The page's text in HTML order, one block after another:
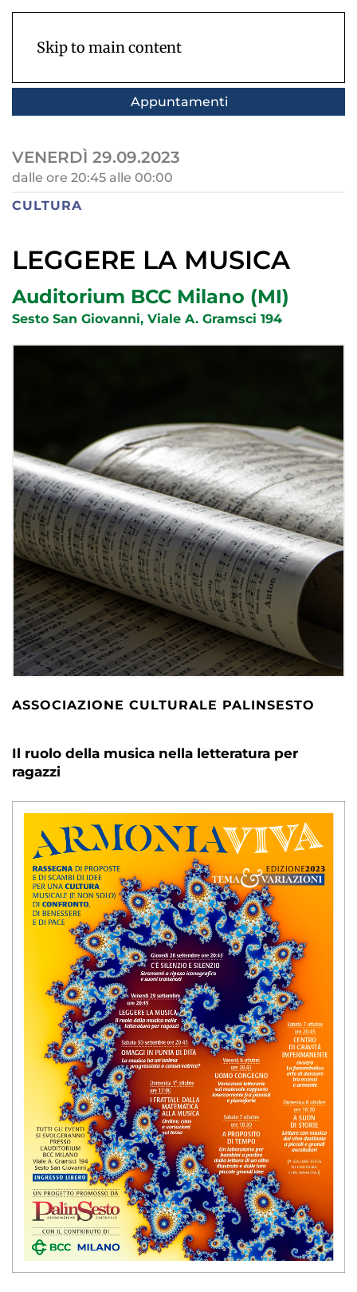
Skip to main content
Appuntamenti
VENERDÌ 29.09.2023
dalle ore 20:45 alle 00:00
CULTURA
LEGGERE LA MUSICA
Auditorium BCC Milano (MI)
Sesto San Giovanni, Viale A. Gramsci 194
ASSOCIAZIONE CULTURALE PALINSESTO
Il ruolo della musica nella letteratura per
ragazzi